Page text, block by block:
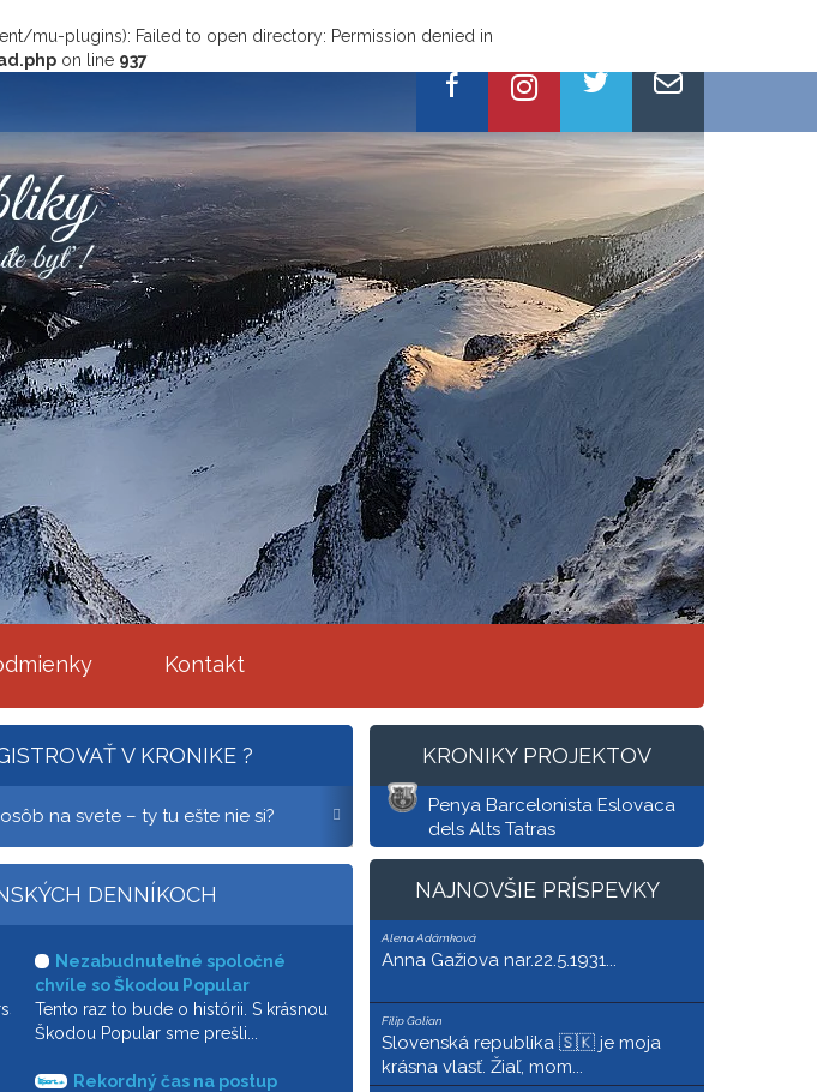
mu-plugins): Failed to open directory: Permission denied in
on line 937
Kontakt
V KRONIKE ?
na svete – ty tu ešte nie si?
Si hrdý Slovák alebo hrdá Slovenka? Daj o tom
Kronike!
DENNÍKOCH
rss/rss.asp?
Nezabudnuteľné spoločné
chvíle so Škodou Popular
Tento raz to bude o histórii. S krásnou
Škodou Popular sme prešli...
Rekordný čas na postup
KRONIKY PROJEKTOV
Penya Barcelonista Eslovaca
dels Alts Tatras
NAJNOVŠIE PRÍSPEVKY
Alena Adámková
Anna Gažiova nar.22.5.1931...
Filip Golian
Slovenská republika 🇸🇰 je moja
krásna vlasť. Žiaľ, mom...